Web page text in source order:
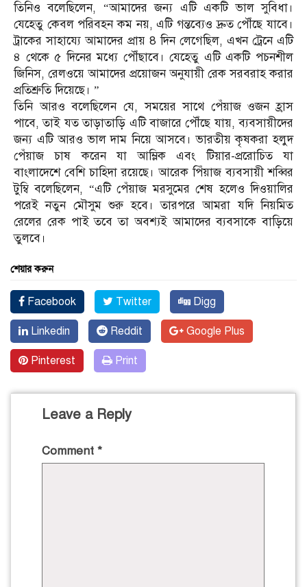
তিনিও বলেছিলেন, “আমাদের জন্য এটি একটি ভাল সুবিধা।
যেহেতু কেবল পরিবহন কম নয়, এটি গন্তব্যেও দ্রুত পৌঁছে যাবে।
ট্রাকের সাহায্যে আমাদের প্রায় 8 দিন লেগেছিল, এখন ট্রেনে এটি
৪ থেকে ৫ দিনের মধ্যে পৌঁছাবে। যেহেতু এটি একটি পচনশীল
জিনিস, রেলওয়ে আমাদের প্রয়োজন অনুযায়ী রেক সরবরাহ করার
প্রতিশ্রুতি দিয়েছে। ”
তিনি আরও বলেছিলেন যে, সময়ের সাথে পেঁয়াজ ওজন হ্রাস
পাবে, তাই যত তাড়াতাড়ি এটি বাজারে পৌঁছে যায়, ব্যবসায়ীদের
জন্য এটি আরও ভাল দাম নিয়ে আসবে। ভারতীয় কৃষকরা হলুদ
পেঁয়াজ চাষ করেন যা আম্লিক এবং টিয়ার-প্ররোচিত যা
বাংলাদেশে বেশি চাহিদা রয়েছে। আরেক পিঁয়াজ ব্যবসায়ী শব্বির
টুম্বি বলেছিলেন, “এটি পেঁয়াজ মরসুমের শেষ হলেও দিওয়ালির
পরেই নতুন মৌসুম শুরু হবে। তারপরে আমরা যদি নিয়মিত
রেলের রেক পাই তবে তা অবশ্যই আমাদের ব্যবসাকে বাড়িয়ে
তুলবে।
শেয়ার করুন
Facebook Twitter Digg
Linkedin Reddit Google Plus
Pinterest Print
Leave a Reply
Comment *